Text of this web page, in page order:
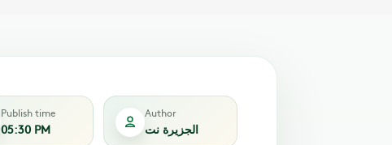
Publish time
05:30 PM
Author
الجزيرة نت